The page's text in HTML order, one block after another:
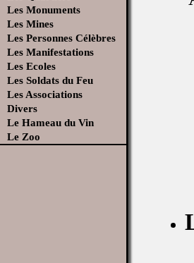
Les Monuments
Les Mines
Les Personnes Célèbres
Les Manifestations
Les Ecoles
Les Soldats du Feu
Les Associations
Divers
Le Hameau du Vin
Le Zoo